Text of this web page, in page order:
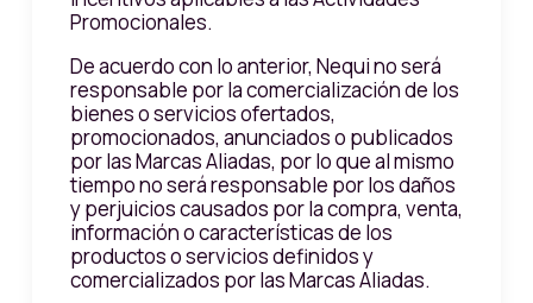
Promocionales.
De acuerdo con lo anterior, Nequi no será
responsable por la comercialización de los
bienes o servicios ofertados,
promocionados, anunciados o publicados
por las Marcas Aliadas, por lo que al mismo
tiempo no será responsable por los daños
y perjuicios causados por la compra, venta,
información o características de los
productos o servicios definidos y
comercializados por las Marcas Aliadas.